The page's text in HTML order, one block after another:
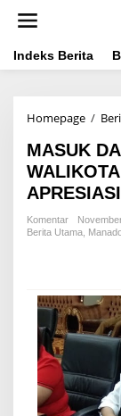
Indeks Berita
Homepage /
MASUK
Komentar
Berita Utama